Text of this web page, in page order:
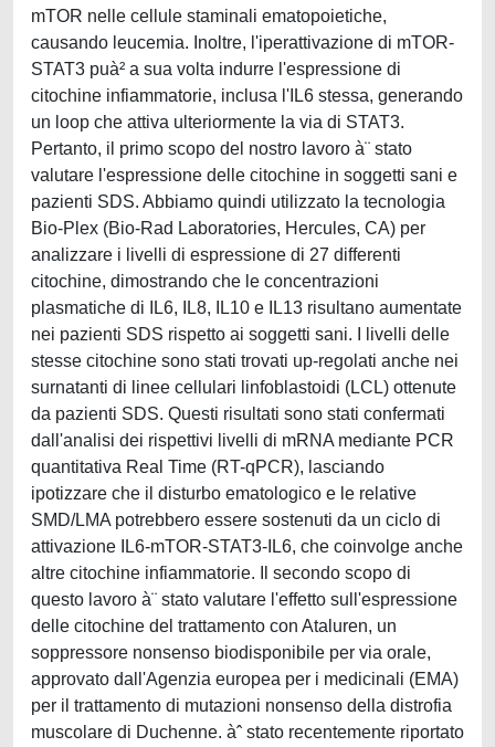
mTOR nelle cellule staminali ematopoietiche,
causando leucemia. Inoltre, l'iperattivazione di mTOR-
STAT3 puà² a sua volta indurre l'espressione di
citochine infiammatorie, inclusa l'IL6 stessa, generando
un loop che attiva ulteriormente la via di STAT3.
Pertanto, il primo scopo del nostro lavoro à¨ stato
valutare l'espressione delle citochine in soggetti sani e
pazienti SDS. Abbiamo quindi utilizzato la tecnologia
Bio-Plex (Bio-Rad Laboratories, Hercules, CA) per
analizzare i livelli di espressione di 27 differenti
citochine, dimostrando che le concentrazioni
plasmatiche di IL6, IL8, IL10 e IL13 risultano aumentate
nei pazienti SDS rispetto ai soggetti sani. I livelli delle
stesse citochine sono stati trovati up-regolati anche nei
surnatanti di linee cellulari linfoblastoidi (LCL) ottenute
da pazienti SDS. Questi risultati sono stati confermati
dall'analisi dei rispettivi livelli di mRNA mediante PCR
quantitativa Real Time (RT-qPCR), lasciando
ipotizzare che il disturbo ematologico e le relative
SMD/LMA potrebbero essere sostenuti da un ciclo di
attivazione IL6-mTOR-STAT3-IL6, che coinvolge anche
altre citochine infiammatorie. Il secondo scopo di
questo lavoro à¨ stato valutare l'effetto sull'espressione
delle citochine del trattamento con Ataluren, un
soppressore nonsenso biodisponibile per via orale,
approvato dall'Agenzia europea per i medicinali (EMA)
per il trattamento di mutazioni nonsenso della distrofia
muscolare di Duchenne. àˆ stato recentemente riportato